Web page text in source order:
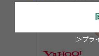
＞プラ